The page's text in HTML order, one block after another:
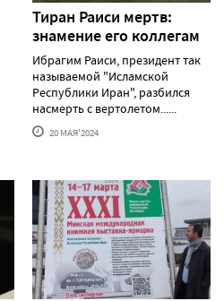
Тиран Раиси мертв:
знамение его коллегам
Ибрагим Раиси, президент так
называемой "Исламской
Республики Иран", разбился
насмерть с вертолетом......
20 МАЯ'2024